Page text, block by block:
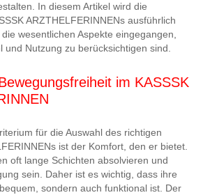
In diesem Artikel wird die
ARZTHELFERINNENs ausführlich
wesentlichen Aspekte eingegangen,
und Nutzung zu berücksichtigen sind.
im KASSSK
für die Auswahl des richtigen
ist der Komfort, den er bietet.
oft lange Schichten absolvieren und
sein. Daher ist es wichtig, dass ihre
sondern auch funktional ist. Der